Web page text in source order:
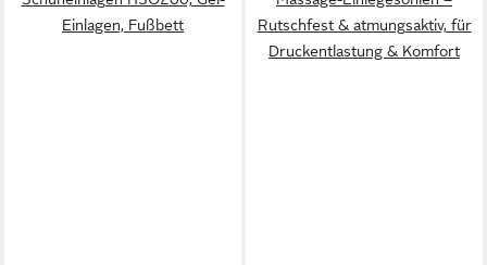
Einlagen, Fußbett
Rutschfest & atmungsaktiv, für
Druckentlastung & Komfort